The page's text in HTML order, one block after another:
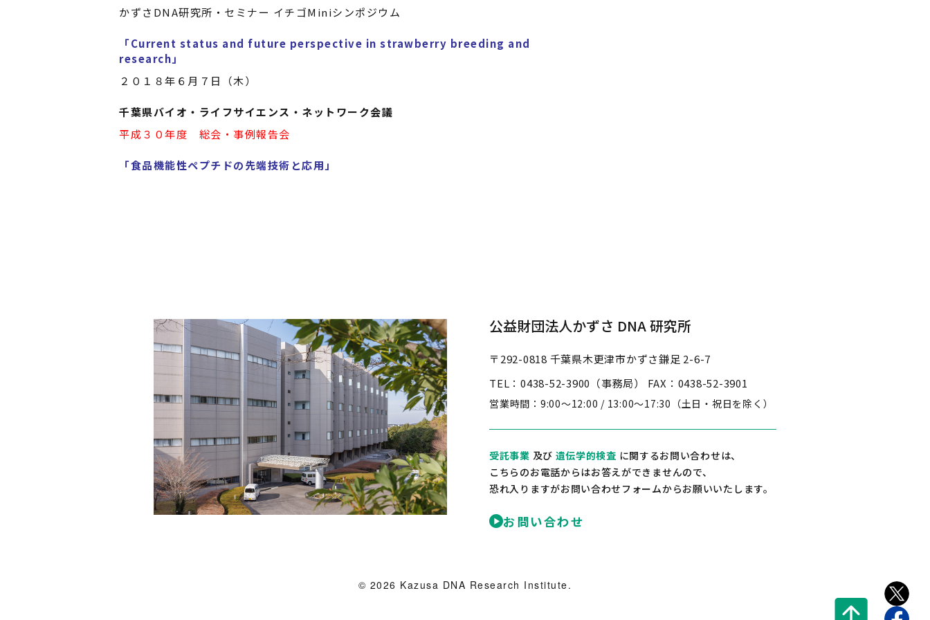
かずさDNA研究所・セミナー イチゴMiniシンポジウム
「Current status and future perspective in strawberry breeding and
research」
２０１８年６月７日（木）
千葉県バイオ・ライフサイエンス・ネットワーク会議
平成３０年度 総会・事例報告会
「食品機能性ペプチドの先端技術と応用」
公益財団法人かずさ DNA 研究所
〒292-0818 千葉県木更津市かずさ鎌足 2-6-7
TEL：0438-52-3900（事務局） FAX：0438-52-3901
営業時間： 9:00～12:00 / 13:00～17:30 （土日・祝日を除く）
受託事業 及び 遺伝学的検査 に関するお問い合わせは、
こちらのお電話からはお答えができませんので、
恐れ入りますがお問い合わせフォームからお願いいたします。
お問い合わせ
© 2026 Kazusa DNA Research Institute.